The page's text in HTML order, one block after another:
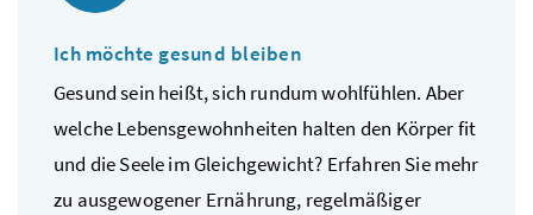
Ich möchte gesund bleiben
Gesund sein heißt, sich rundum wohlfühlen. Aber
welche Lebensgewohnheiten halten den Körper fit
und die Seele im Gleichgewicht? Erfahren Sie mehr
zu ausgewogener Ernährung, regelmäßiger